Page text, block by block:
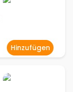
Hinzufügen